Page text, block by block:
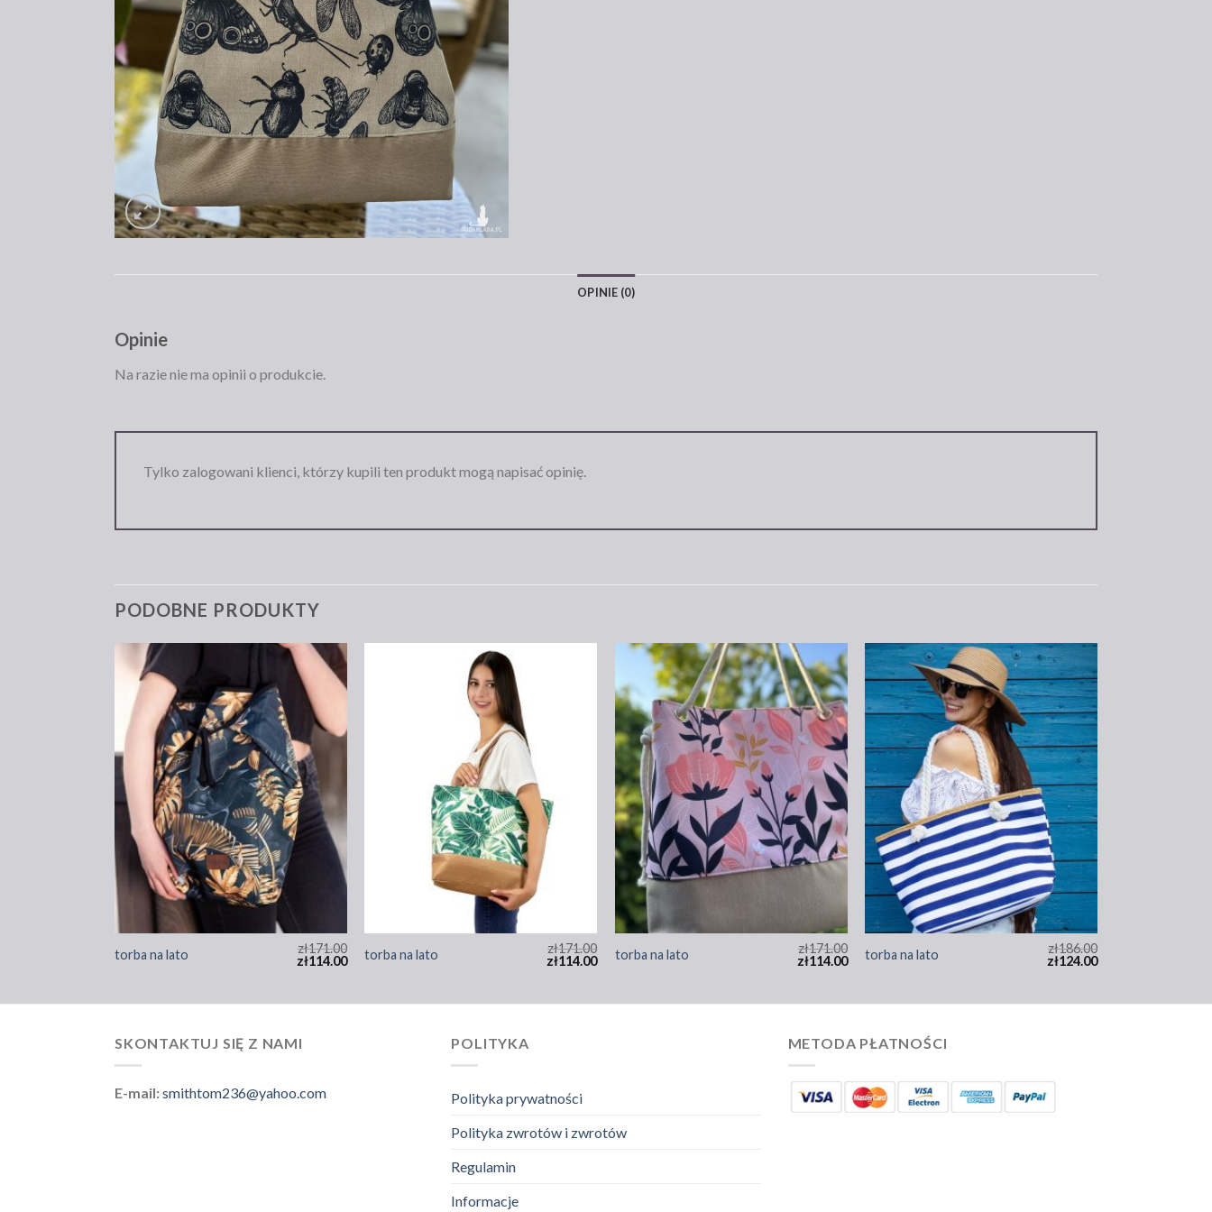
OPINIE (0)
Opinie
Na razie nie ma opinii o produkcie.
Tylko zalogowani klienci, którzy kupili ten produkt mogą napisać opinię.
PODOBNE PRODUKTY
torba na lato zł171.00
zł114.00 torba na lato zł171.00
zł114.00 torba na lato zł171.00
zł114.00 torba na lato zł186.00
zł124.00
SKONTAKTUJ SIĘ Z NAMI
E-mail:smithtom236@yahoo.com
POLITYKA
Polityka prywatności
Polityka zwrotów i zwrotów
Regulamin
Informacje
METODA PŁATNOŚCI